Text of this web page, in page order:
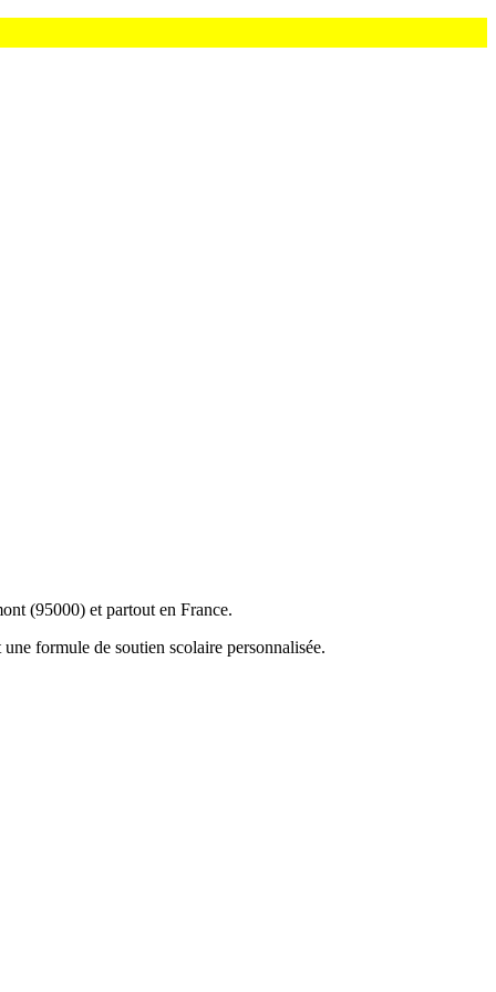
(95000) et partout en France.
formule de soutien scolaire personnalisée.